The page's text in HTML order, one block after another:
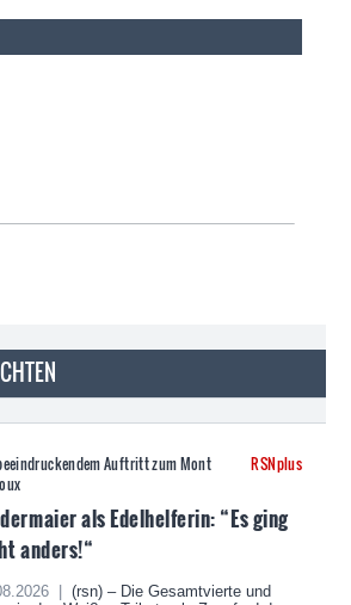
RSNplus
Auftritt zum Mont
als Edelhelferin: “Es ging
anders!“
|
(rsn) – Die Gesamtvierte und